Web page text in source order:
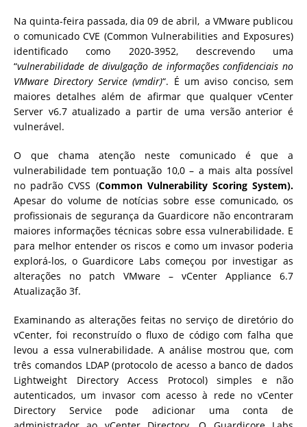
Na quinta-feira passada, dia 09 de abril, a VMware publicou
o comunicado CVE (Common Vulnerabilities and Exposures)
identificado como 2020-3952, descrevendo uma
“vulnerabilidade de divulgação de informações confidenciais no
VMware Directory Service (vmdir)“. É um aviso conciso, sem
maiores detalhes além de afirmar que qualquer vCenter
Server v6.7 atualizado a partir de uma versão anterior é
vulnerável.
O que chama atenção neste comunicado é que a
vulnerabilidade tem pontuação 10,0 – a mais alta possível
no padrão CVSS (Common Vulnerability Scoring System).
Apesar do volume de notícias sobre esse comunicado, os
profissionais de segurança da Guardicore não encontraram
maiores informações técnicas sobre essa vulnerabilidade. E
para melhor entender os riscos e como um invasor poderia
explorá-los, o Guardicore Labs começou por investigar as
alterações no patch VMware – vCenter Appliance 6.7
Atualização 3f.
Examinando as alterações feitas no serviço de diretório do
vCenter, foi reconstruído o fluxo de código com falha que
levou a essa vulnerabilidade. A análise mostrou que, com
três comandos LDAP (protocolo de acesso a banco de dados
Lightweight Directory Access Protocol) simples e não
autenticados, um invasor com acesso à rede no vCenter
Directory Service pode adicionar uma conta de